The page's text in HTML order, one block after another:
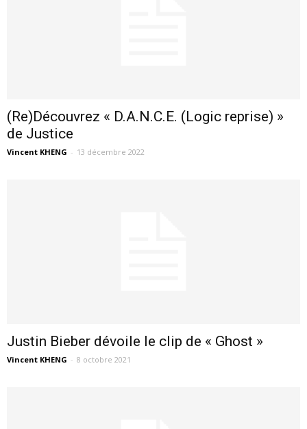
(Re)Découvrez « D.A.N.C.E. (Logic reprise) »
de Justice
Vincent KHENG - 13 décembre 2022
Justin Bieber dévoile le clip de « Ghost »
Vincent KHENG - 8 octobre 2021